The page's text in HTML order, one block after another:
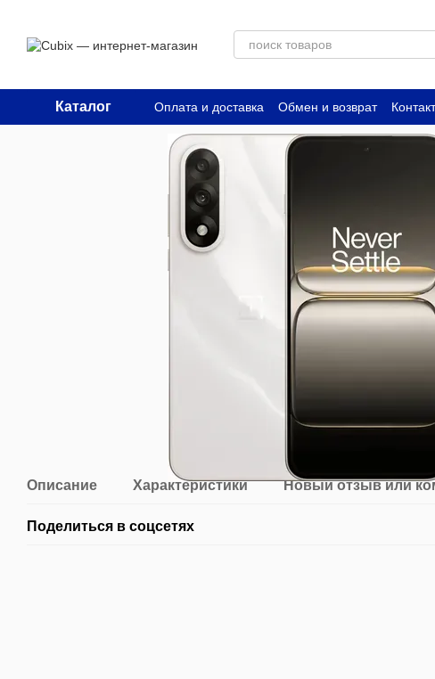
Каталог Оплата и доставка Обмен и возврат
Описание Характеристики Новый отзыв или
Поделиться в соцсетях